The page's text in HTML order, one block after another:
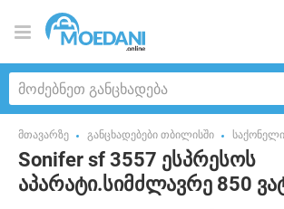
მთავარზე განცხადებები თბილისში
Sonifer sf 3557 ესპრესოს
აპარატი.სიმძლავრე 850